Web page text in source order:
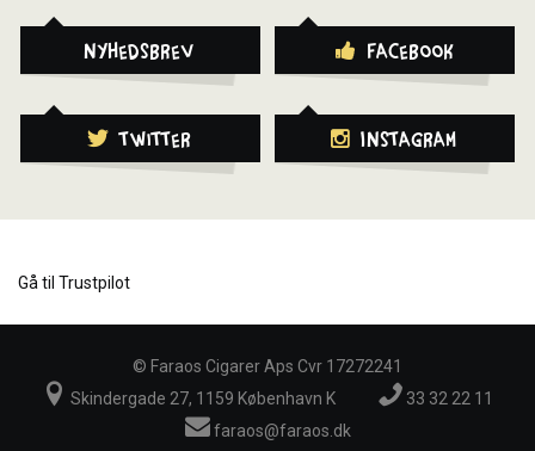
Nyhedsbrev Facebook
Twitter Instagram
Gå til Trustpilot
© Faraos Cigarer Aps Cvr 17272241
Skindergade 27, 1159 København K
33 32 22 11
faraos@faraos.dk